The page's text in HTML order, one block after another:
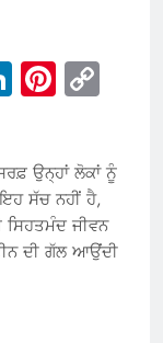
LinkedIn
ਉਨ੍ਹਾਂ ਲੋਕਾਂ ਨੂੰ
ਸੱਚ ਨਹੀਂ ਹੈ,
ਜੀਵਨ
ਦੀ ਗੱਲ ਆਉਂਦੀ